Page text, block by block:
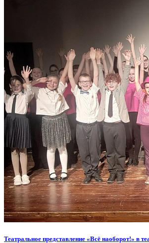
Театральное представление «Всё наоборот!» в